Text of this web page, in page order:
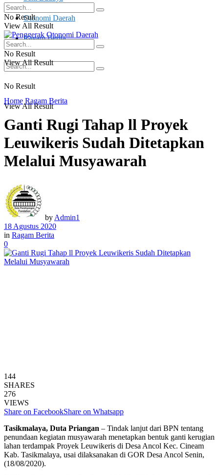
Otonomi Daerah
Ragam Berita
No Result
View All Result
No Result
View All Result
No Result
View All Result
Home Ragam Berita
Ganti Rugi Tahap ll Proyek
Leuwikeris Sudah Ditetapkan
Melalui Musyawarah
by Admin1
18 Agustus 2020
in Ragam Berita
0
144
SHARES
276
VIEWS
Share on FacebookShare on Whatsapp
Tasikmalaya, Duta Priangan – Tindak lanjut dari BPN tentang
penundaan kegiatan musyawarah menetapkan bentuk ganti kerugian
lahan terdampak Proyek Leuwikeris di Desa Ancol Kec. Cineam
Kab. Tasikmalaya, usai dilaksanakan di GOR Desa Ancol Senin,
(18/08/2020).